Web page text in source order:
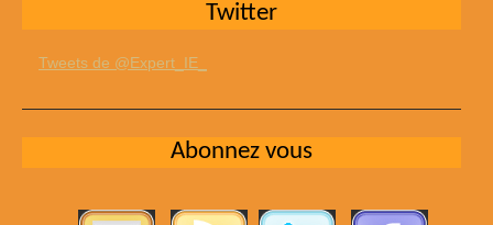
Twitter
Tweets de @Expert_IE_
Abonnez vous